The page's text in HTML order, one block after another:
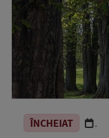
ÎNCHEIAT .